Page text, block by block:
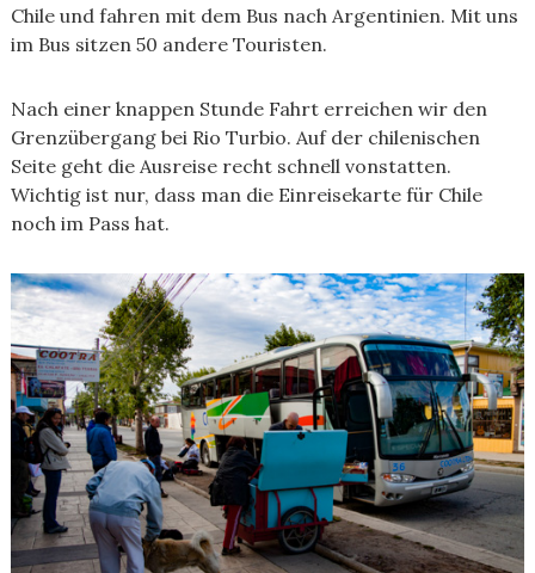
Chile und fahren mit dem Bus nach Argentinien. Mit uns
im Bus sitzen 50 andere Touristen.
Nach einer knappen Stunde Fahrt erreichen wir den
Grenzübergang bei Rio Turbio. Auf der chilenischen
Seite geht die Ausreise recht schnell vonstatten.
Wichtig ist nur, dass man die Einreisekarte für Chile
noch im Pass hat.